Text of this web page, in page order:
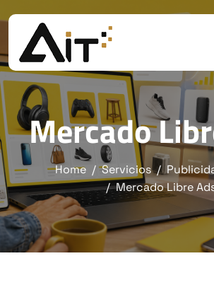
Mercado
Home Servicios
Mercado Libre